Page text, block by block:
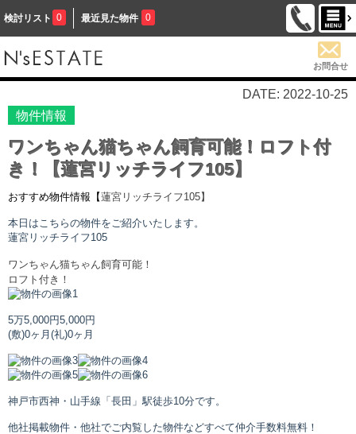
検討リスト 0 最近見た物件 0
お問合せ
DATE: 2022-10-25
物件情報
ワンちゃん猫ちゃん飼育可能！ロフト付
き！【蓮宮リッチライフ105】
おすすめ物件情報【蓮宮リッチライフ105】
本日はこちらの物件をご紹介いたします。
蓮宮リッチライフ105
ワンちゃん猫ちゃん飼育可能！
ロフト付き！
5万5,000円5,000円
(敷)0ヶ月 (礼)0ヶ月
神戸市西神・山手線「長田」駅徒歩10分です。
他社掲載物件・他社でご内覧した物件などすべて仲介手数料無料！